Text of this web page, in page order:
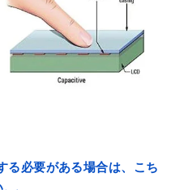
る必要がある場合は、こち